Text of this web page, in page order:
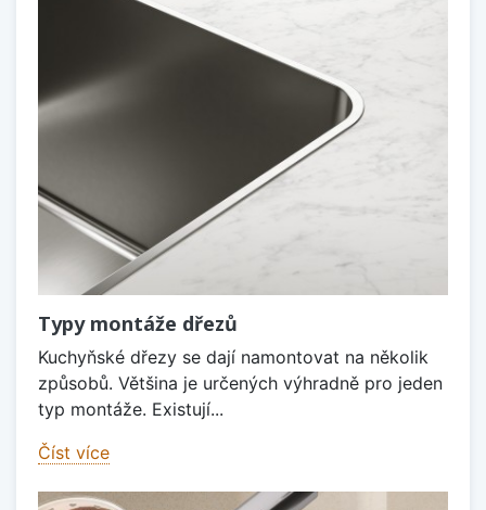
Typy montáže dřezů
Kuchyňské dřezy se dají namontovat na několik
způsobů. Většina je určených výhradně pro jeden
typ montáže. Existují...
Číst více